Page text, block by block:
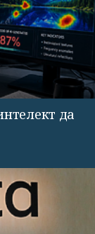
да